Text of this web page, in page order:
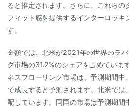
ると推定されます。さらに、これらの
フィット感を提供するインターロッキ
す。
金額では、北米が2021年の世界のラ
グ市場の31.2%のシェアを占めていま
ネスフローリング市場は、予測期間中
で成長すると予測されます。北米では
配しています。同国の市場は予測期間